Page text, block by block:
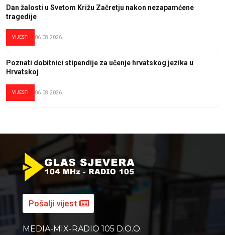
Dan žalosti u Svetom Križu Začretju nakon nezapamćene
tragedije
VIJESTI 06.08.2026.
Poznati dobitnici stipendije za učenje hrvatskog jezika u
Hrvatskoj
VIJESTI 06.08.2026.
Pošalji vijest
MEDIA-MIX-RADIO 105 D.O.O.